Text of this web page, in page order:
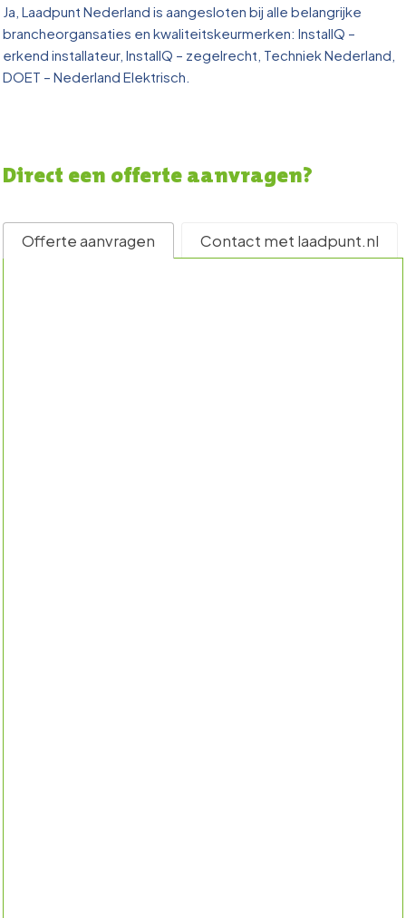
Ja, Laadpunt Nederland is aangesloten bij alle belangrijke
brancheorgansaties en kwaliteitskeurmerken: InstallQ –
erkend installateur, InstallQ – zegelrecht, Techniek Nederland,
DOET – Nederland Elektrisch.
Direct een offerte aanvragen?
Offerte aanvragen Contact met laadpunt.nl